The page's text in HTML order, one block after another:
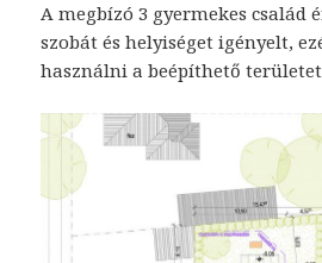
A megbízó 3 gyermekes család
szobát és helyiséget igényelt,
használni a beépíthető